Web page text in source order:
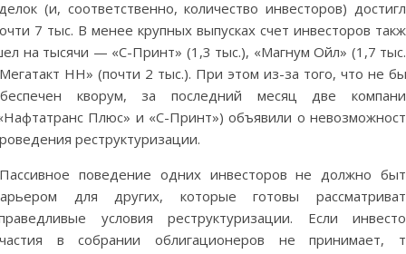
(и, соответственно, количество инвесторов)
7 тыс. В менее крупных выпусках счет инвесторов
на тысячи — «С-Принт» (1,3 тыс.), «Магнум Ойл» (1,7
НН» (почти 2 тыс.). При этом из-за того, что не
кворум, за последний месяц две
Плюс» и «С-Принт») объявили о
реструктуризации.
поведение одних инвесторов не должно
для других, которые готовы
условия реструктуризации. Если
в собрании облигационеров не принимает,